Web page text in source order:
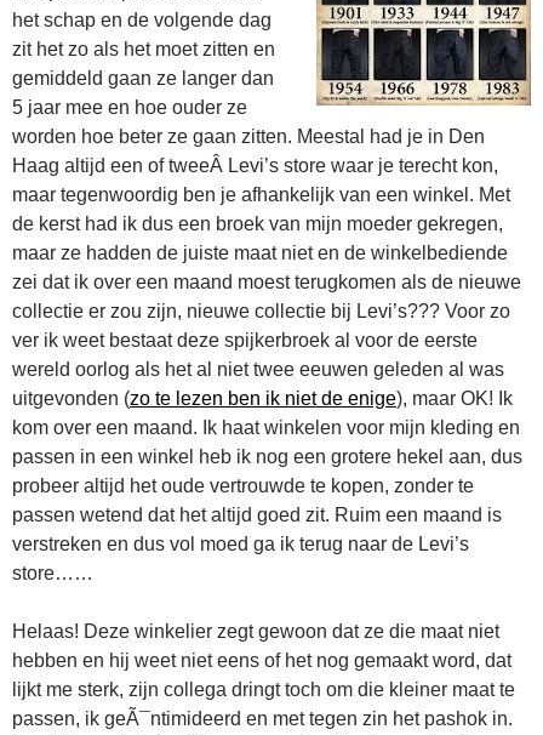
het schap en de volgende dag
zit het zo als het moet zitten en
gemiddeld gaan ze langer dan
5 jaar mee en hoe ouder ze
worden hoe beter ze gaan zitten. Meestal had je in Den
Haag altijd een of tweeÂ Levi’s store waar je terecht kon,
maar tegenwoordig ben je afhankelijk van een winkel. Met
de kerst had ik dus een broek van mijn moeder gekregen,
maar ze hadden de juiste maat niet en de winkelbediende
zei dat ik over een maand moest terugkomen als de nieuwe
collectie er zou zijn, nieuwe collectie bij Levi’s??? Voor zo
ver ik weet bestaat deze spijkerbroek al voor de eerste
wereld oorlog als het al niet twee eeuwen geleden al was
uitgevonden (zo te lezen ben ik niet de enige), maar OK! Ik
kom over een maand. Ik haat winkelen voor mijn kleding en
passen in een winkel heb ik nog een grotere hekel aan, dus
probeer altijd het oude vertrouwde te kopen, zonder te
passen wetend dat het altijd goed zit. Ruim een maand is
verstreken en dus vol moed ga ik terug naar de Levi’s
store……
Helaas! Deze winkelier zegt gewoon dat ze die maat niet
hebben en hij weet niet eens of het nog gemaakt word, dat
lijkt me sterk, zijn collega dringt toch om die kleiner maat te
passen, ik geÃ¯ntimideerd en met tegen zin het pashok in.